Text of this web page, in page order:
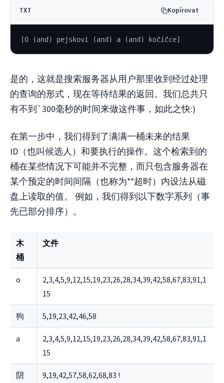
TXT Kopírovat
[O (and) pejskovi (and) a (and) kočičce]
是的，这就是搜索服务器从用户那里收到经过处理
的查询的形式，现在等待结果的返回。我们总共只
有不到`300毫秒的时间来做这件事，如此之快:)
在第一步中，我们得到了满满一桶未来的结果
ID（也叫候选人）和要执行的操作。这个检索到的
桶在某些情况下可能并不完整，而只包含服务器在
某个预定的时间间隔（也称为**超时）内设法从磁
盘上读取的值。 例如，我们得到以下数字系列（事
先已部分排序）。
木
桶
文件
o
2,3,4,5,9,12,15,19,23,26,28,34,39,42,58,67,83,91,1
15
狗 5,19,23,42,46,58
a
2,3,4,5,9,12,15,19,23,26,28,34,39,42,58,67,83,91,1
15
阴
9,19,42,57,58,62,68,83 !